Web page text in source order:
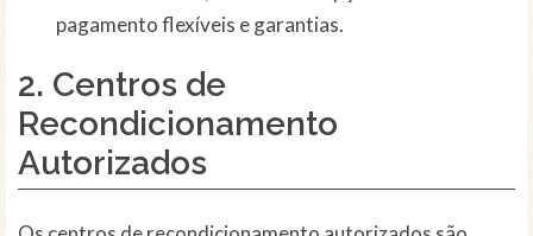
pagamento flexíveis e garantias.
2. Centros de
Recondicionamento
Autorizados